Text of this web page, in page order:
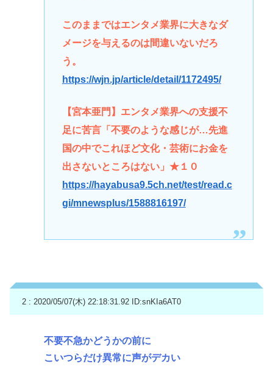
このままではエンタメ業界に大きなダ
メージを与えるのは間違いないだろ
う。
https://wjn.jp/article/detail/1172495/
【宮本亜門】エンタメ業界への支援不
足に苦言「不要のような感じが…先進
国の中でこれほど文化・芸術にお金を
出さないところはない」★１０
https://hayabusa9.5ch.net/test/read.c
gi/mnewsplus/1588816197/
2 : 2020/05/07(木) 22:18:31.92 ID:snKIa6AT0
不要不急かどうかの前に
こいつらだけ異常に声がデカい